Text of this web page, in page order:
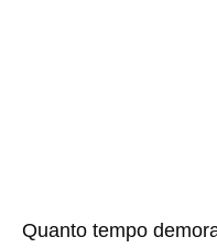
Quanto tempo